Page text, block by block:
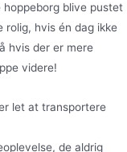
hoppeborg blive pustet
rolig, hvis én dag ikke
hvis der er mere
videre!
let at transportere
de aldrig